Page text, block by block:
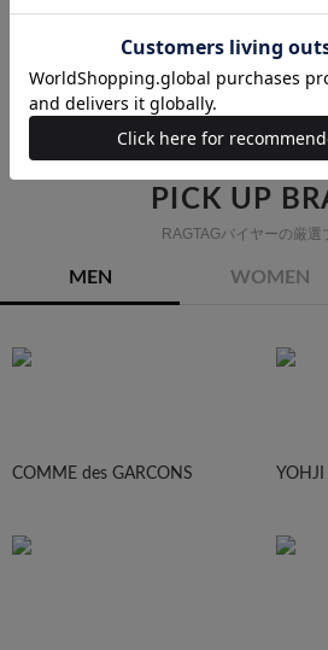
THE ROWのワンピースの他
シャツワンピース
PICK UP
RAGTAGバイヤーの厳選
MEN WOMEN
COMME des GARCONS